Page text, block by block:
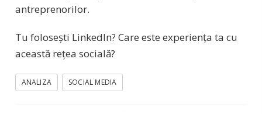
antreprenorilor.
Tu folosești LinkedIn? Care este experiența ta cu
această rețea socială?
ANALIZA SOCIAL MEDIA